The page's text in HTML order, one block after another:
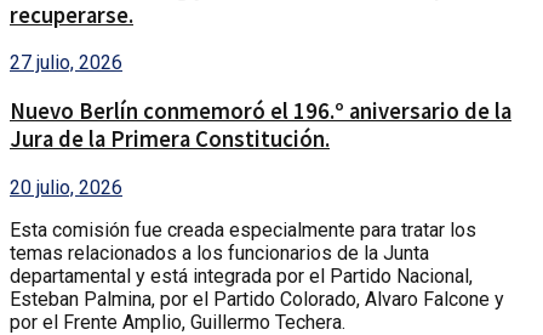
recuperarse.
27 julio, 2026
Nuevo Berlín conmemoró el 196.º aniversario de la
Jura de la Primera Constitución.
20 julio, 2026
Esta comisión fue creada especialmente para tratar los
temas relacionados a los funcionarios de la Junta
departamental y está integrada por el Partido Nacional,
Esteban Palmina, por el Partido Colorado, Alvaro Falcone y
por el Frente Amplio, Guillermo Techera.